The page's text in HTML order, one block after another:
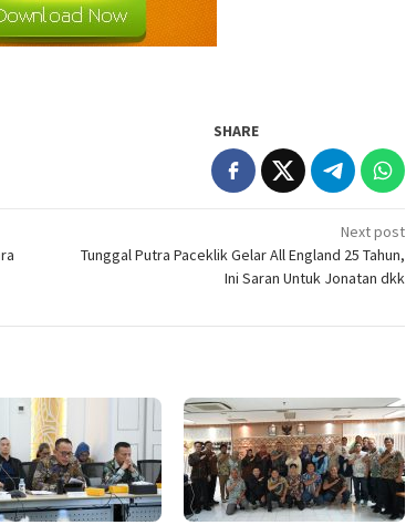
SHARE
Next post
Tunggal Putra Paceklik Gelar All England 25 Tahun,
Ini Saran Untuk Jonatan dkk